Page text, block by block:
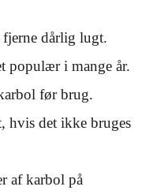
dårlig lugt.
populær i mange år.
før brug.
hvis det ikke bruges
af karbol på